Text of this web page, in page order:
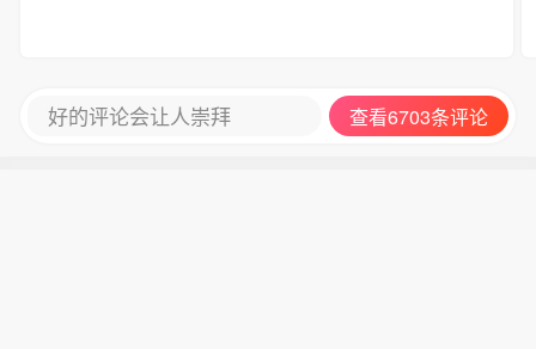
好的评论会让人崇拜 查看6703条评论